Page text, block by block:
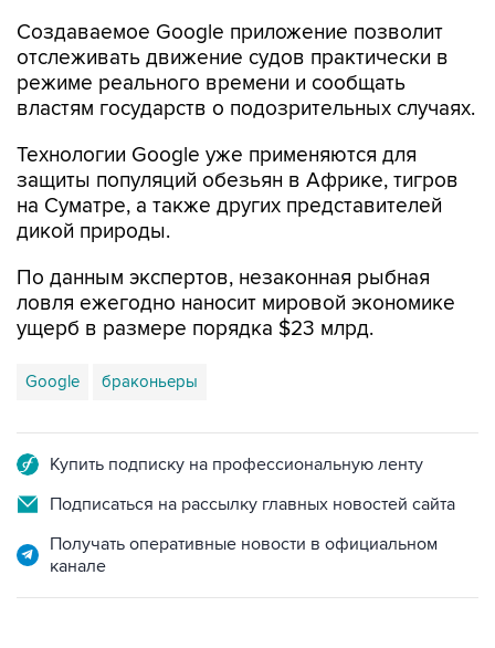
Создаваемое Google приложение позволит
отслеживать движение судов практически в
режиме реального времени и сообщать
властям государств о подозрительных случаях.
Технологии Google уже применяются для
защиты популяций обезьян в Африке, тигров
на Суматре, а также других представителей
дикой природы.
По данным экспертов, незаконная рыбная
ловля ежегодно наносит мировой экономике
ущерб в размере порядка $23 млрд.
Google браконьеры
Купить подписку на профессиональную ленту
Подписаться на рассылку главных новостей сайта
Получать оперативные новости в официальном
канале